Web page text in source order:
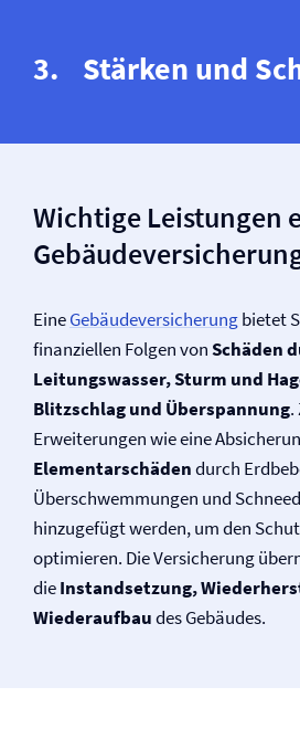
Stärken und
Wichtige Leistungen
EineGebäude­versicherungbietet
finanziellen Folgen vonSchäden
Leitungswasser, Sturm und
Blitzschlag und Überspannung.
Erweiterungen wie eine
Elementarschädendurch
Überschwemmungen und
hinzugefügt werden, um den
optimieren. Die Versicherung
dieInstandsetzung,
Wiederaufbaudes Gebäudes.